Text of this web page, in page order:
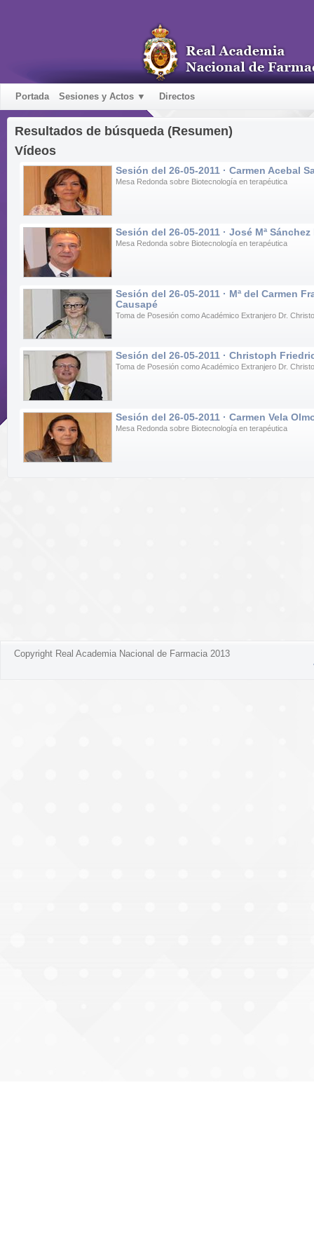
Portada Sesiones y Actos ▼ Directos
Resultados de búsqueda (Resumen)
Vídeos
Sesión del 26-05-2011 · Carmen Acebal
Mesa Redonda sobre Biotecnología en terapéutica
Sesión del 26-05-2011 · José Mª
Mesa Redonda sobre Biotecnología en terapéutica
Sesión del 26-05-2011 · Mª del Carmen
Causapé
Toma de Posesión como Académico Extranjero Dr.
Sesión del 26-05-2011 · Christoph
Toma de Posesión como Académico Extranjero Dr.
Sesión del 26-05-2011 · Carmen Vela
Mesa Redonda sobre Biotecnología en terapéutica
Copyright Real Academia Nacional de Farmacia 2013